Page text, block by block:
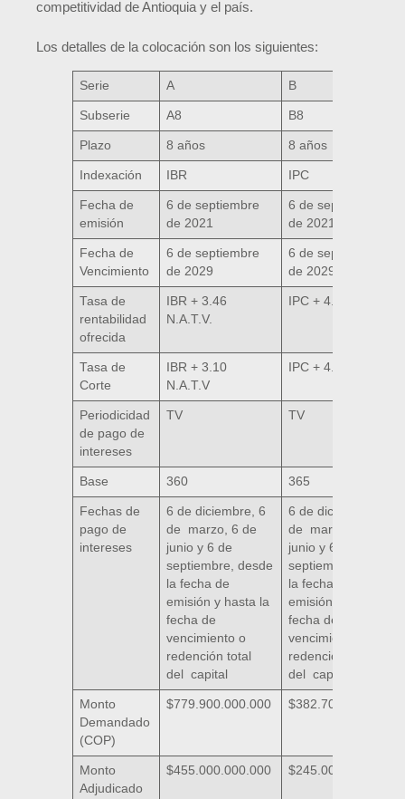
competitividad de Antioquia y el país.
Los detalles de la colocación son los siguientes:
Serie A B
Subserie A8 B8
Plazo 8 años 8 años
Indexación IBR IPC
Fecha de
emisión
6 de septiembre
de 2021
6 de septiembre
de 2021
Fecha de
Vencimiento
6 de septiembre
de 2029
6 de septiembre
de 2029
Tasa de
rentabilidad
ofrecida
IBR + 3.46
N.A.T.V.
IPC + 4.45 E.A.
Tasa de
Corte
IBR + 3.10
N.A.T.V
IPC + 4.15 E.A
Periodicidad
de pago de
intereses
TV TV
Base 360 365
Fechas de
pago de
intereses
6 de diciembre, 6
de marzo, 6 de
junio y 6 de
septiembre, desde
la fecha de
emisión y hasta la
fecha de
vencimiento o
redención total
del capital
6 de diciembre, 6
de marzo, 6 de
junio y 6 de
septiembre, desde
la fecha de
emisión y hasta la
fecha de
vencimiento o
redención total
del capital
Monto
Demandado
(COP)
$779.900.000.000 $382.700.000.000
Monto
Adjudicado
$455.000.000.000 $245.000.000.000